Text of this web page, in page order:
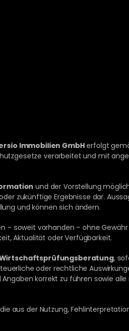
Immobilien GmbH erfolgt
verarbeitet und mit
und der Vorstellung
zukünftige Ergebnisse dar.
und können sich ändern.
– soweit vorhanden – ohne
Aktualität oder Verfügbarkeit.
,
oder rechtliche
korrekt zu führen sowie
aus der Nutzung,